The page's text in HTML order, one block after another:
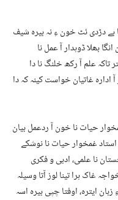
بے دڑدی ئٹ خون ءِ نہ بیرہ شیف
بھلا ڈوہدار آ عمل نا
علم آ رکھ خلنگ نا دا
غاتیان خواست کینہ کہ دا
حیات نا خون آ ردعمل بیان
استاد غمخوار حیات نا نوشکے
نا علمی، ادبی و فکری
غاک ہرا تینا لوز آتا وسیلہ
ایترہ، اوفتا چپی بیرہ اسہ